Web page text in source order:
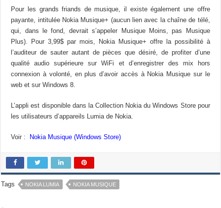
Pour les grands friands de musique, il existe également une offre
payante, intitulée Nokia Musique+ (aucun lien avec la chaîne de télé,
qui, dans le fond, devrait s’appeler Musique Moins, pas Musique
Plus). Pour 3,99$ par mois, Nokia Musique+ offre la possibilité à
l’auditeur de sauter autant de pièces que désiré, de profiter d’une
qualité audio supérieure sur WiFi et d’enregistrer des mix hors
connexion à volonté, en plus d’avoir accès à Nokia Musique sur le
web et sur Windows 8.
L’appli est disponible dans la Collection Nokia du Windows Store pour
les utilisateurs d’appareils Lumia de Nokia.
Voir : Nokia Musique (Windows Store)
Tags NOKIA LUMIA NOKIA MUSIQUE